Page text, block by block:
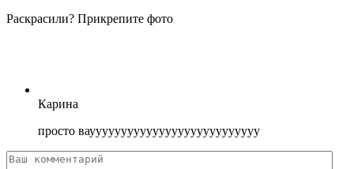
Раскрасили? Прикрепите фото
Карина
просто ваууууууууууууууууууууууууууу